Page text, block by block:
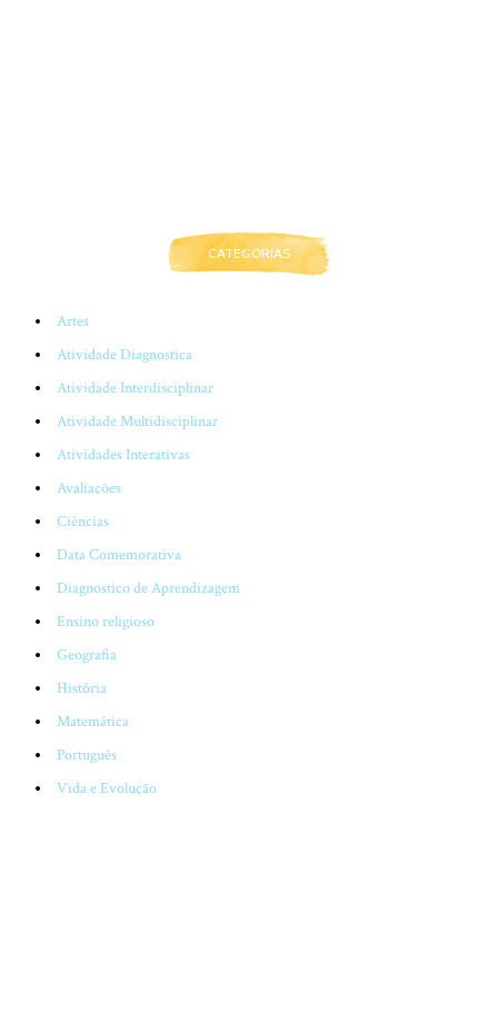
CATEGORIAS
Artes
Atividade Diagnostica
Atividade Interdisciplinar
Atividade Multidisciplinar
Atividades Interativas
Avaliações
Ciências
Data Comemorativa
Diagnostico de Aprendizagem
Ensino religioso
Geografia
História
Matemática
Português
Vida e Evolução